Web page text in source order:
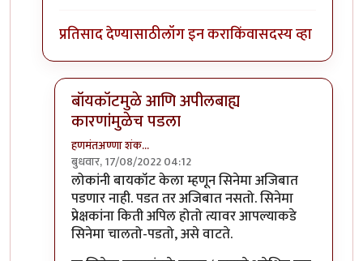
प्रतिसाद देण्यासाठीलॉग इन कराकिंवासदस्य व्हा
बॉयकॉटमुळे आणि अपीलबाह्य
कारणांमुळेच पडला
हणमंतअण्णा शंक…
बुधवार, 17/08/2022 04:12
In reply toनै नै. जोरात सुरु आहे.byप्रा.डॉ.दिलीप बिरुटे
लोकांनी बायकॉट केला म्हणून सिनेमा अजिबात
पडणार नाही. पडत तर अजिबात नसतो. सिनेमा
प्रेक्षकांना किती अपिल होतो त्यावर आपल्याकडे
सिनेमा चालतो-पडतो, असे वाटते.